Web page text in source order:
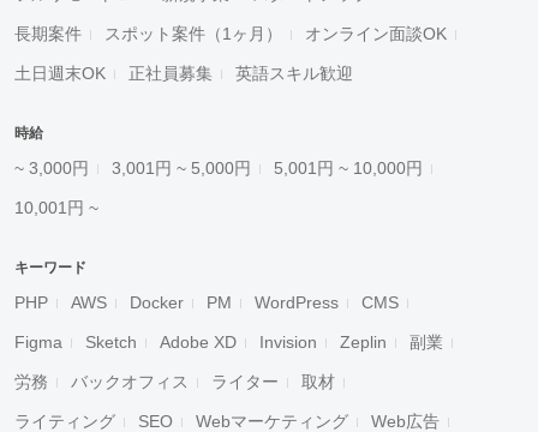
長期案件 スポット案件（1ヶ月） オンライン面談OK
土日週末OK 正社員募集 英語スキル歓迎
時給
~ 3,000円 3,001円 ~ 5,000円 5,001円 ~ 10,000円
10,001円 ~
キーワード
PHP AWS Docker PM WordPress CMS
Figma Sketch Adobe XD Invision Zeplin 副業
労務 バックオフィス ライター 取材
ライティング SEO Webマーケティング Web広告